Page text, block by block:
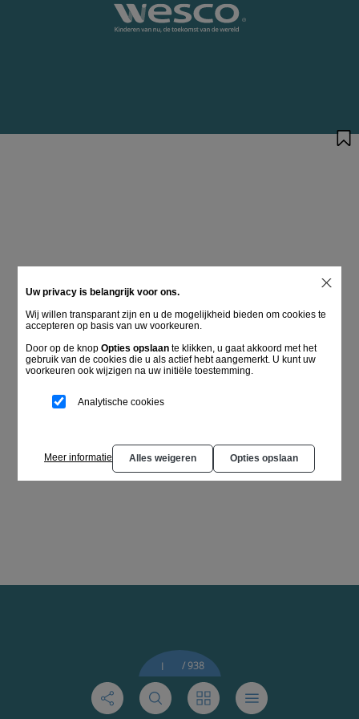
/ 938
Uw privacy is belangrijk voor ons.
Wij willen transparant zijn en u de mogelijkheid bieden om cookies te
accepteren op basis van uw voorkeuren.
Door op de knopOpties opslaan te klikken, u gaat akkoord met het
gebruik van de cookies die u als actief hebt aangemerkt. U kunt uw
voorkeuren ook wijzigen na uw initiële toestemming.
Analytische cookies
Meer informatie Alles weigeren Opties opslaan